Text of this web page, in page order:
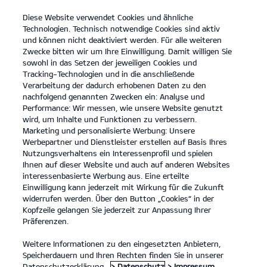
open
menu
KONTAKT
Technische Daten
... ... TECHNISCHE DATEN
Der Kia EV9 - Technische Daten
Kia EV9 Elektromotor, 283 kW, AWD, 99,8-kWh-Batterie
GT-line Launch Edition(inkl. Glasdach)
(Strom/Reduktionsgetriebe); 283 kW (385 PS):
Stromverbrauch kombiniert 22,8 kWh/100 km; CO₂-
505 km Reichweite.¹
Diese Website verwendet Cookies und ähnliche
Technologien. Technisch notwendige Cookies sind aktiv
und können nicht deaktiviert werden. Für alle weiteren
Zwecke bitten wir um Ihre Einwilligung. Damit willigen Sie
sowohl in das Setzen der jeweiligen Cookies und
Tracking-Technologien und in die anschließende
Verarbeitung der dadurch erhobenen Daten zu den
nachfolgend genannten Zwecken ein: Analyse und
Performance: Wir messen, wie unsere Website genutzt
wird, um Inhalte und Funktionen zu verbessern.
Marketing und personalisierte Werbung: Unsere
Werbepartner und Dienstleister erstellen auf Basis Ihres
Nutzungsverhaltens ein Interessenprofil und spielen
Ihnen auf dieser Website und auch auf anderen Websites
interessenbasierte Werbung aus. Eine erteilte
Einwilligung kann jederzeit mit Wirkung für die Zukunft
widerrufen werden. Über den Button „Cookies“ in der
Kopfzeile gelangen Sie jederzeit zur Anpassung Ihrer
Präferenzen.
Weitere Informationen zu den eingesetzten Anbietern,
Speicherdauern und Ihren Rechten finden Sie in unserer